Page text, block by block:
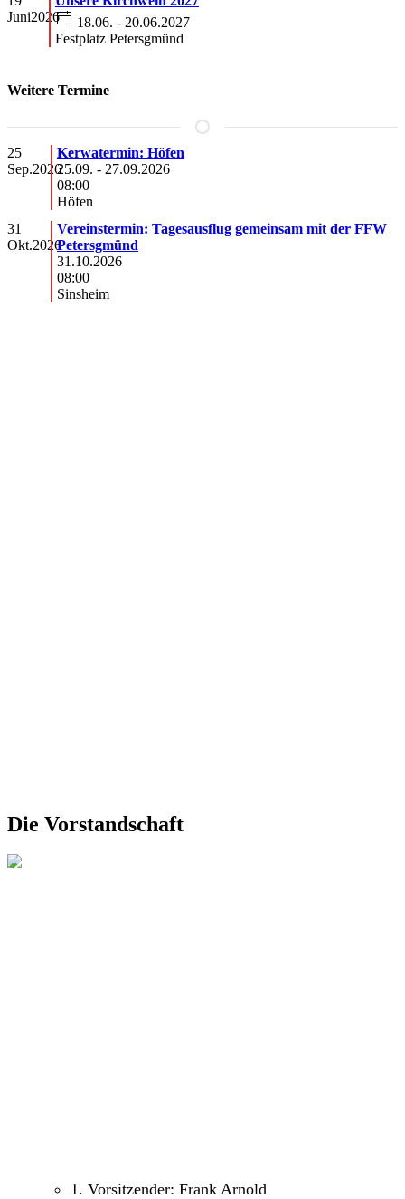
Juni2026
18.06. - 20.06.2027
Festplatz Petersgmünd
Weitere Termine
25
Sep.2026
Kerwatermin: Höfen
25.09. - 27.09.2026
08:00
Höfen
31
Okt.2026
Vereinstermin: Tagesausflug gemeinsam mit der FFW
Petersgmünd
31.10.2026
08:00
Sinsheim
Die Vorstandschaft
1. Vorsitzender: Frank Arnold